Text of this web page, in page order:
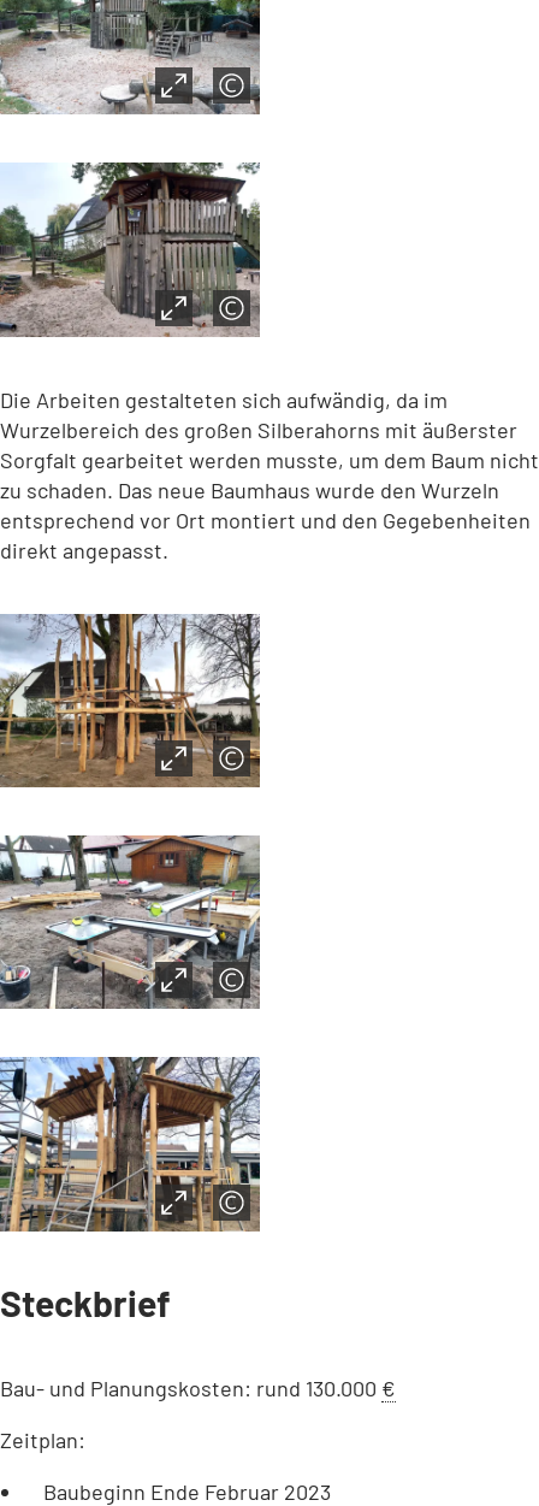
Die Arbeiten gestalteten sich aufwändig, da im
Wurzelbereich des großen Silberahorns mit äußerster
Sorgfalt gearbeitet werden musste, um dem Baum nicht
zu schaden. Das neue Baumhaus wurde den Wurzeln
entsprechend vor Ort montiert und den Gegebenheiten
direkt angepasst.
Steckbrief
Bau- und Planungskosten: rund 130.000 €
Zeitplan:
Baubeginn Ende Februar 2023